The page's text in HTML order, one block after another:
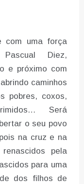
com uma força
Diez,
e próximo com
caminhos
pobres, coxos,
Será
o seu povo
na cruz e na
pela
para uma
dos filhos de